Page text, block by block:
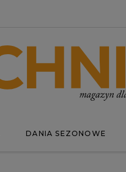
DANIA SEZONOWE